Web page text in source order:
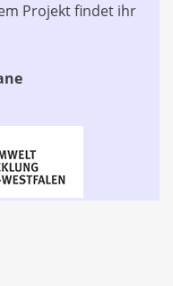
Projekt findet ihr